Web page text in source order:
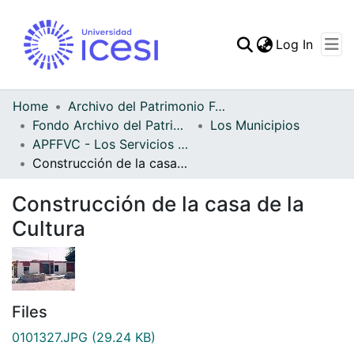
Statistics
Log In
Home
Archivo del Patrimonio Fotográfico y Fílmico del Valle del Cauca
Fondo Archivo del Patrimonio Fotográfico y Fílmico del Valle del Cauca
Los Municipios
APFFVC - Los Servicios Públicos - Patrimonial
Construcción de la casa de la Cultura
Construcción de la casa de la
Cultura
Files
0101327.JPG (29.24 KB)